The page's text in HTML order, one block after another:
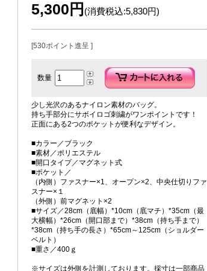
少し光沢のあるナイロン素材のバッグ。
持ち手部分にサボイロゴ刺繍がワンポイントです！
正面にある2つのポケットが便利なデザイン。
■カラー／ブラック
■素材／ポリエステル
■開口タイプ／マグネット式
■ポケット／
（内側）ファスナー×1、オープン×2、中央仕切りファ
スナー×１
（外側）前マグネット×2
■サイズ／28cm（底幅）*10cm（底マチ）*35cm（最
大横幅）*26cm（開口部まで）*38cm（持ち手まで）
*38cm（持ち手の長さ）*65cm～125cm（ショルダー
ベルト）
■重さ／400ｇ
※サイズは外側を計測しております。採寸は一部商品
5,300円 (消費税込:5,830円)
[530ポイント進呈 ]
数量